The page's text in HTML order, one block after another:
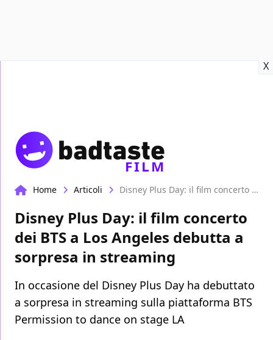
X
FILM
Home Articoli Disney Plus Day: il film concerto dei BTS a Los Angeles debutta a sorpresa in streaming
Disney Plus Day: il film concerto
dei BTS a Los Angeles debutta a
sorpresa in streaming
In occasione del Disney Plus Day ha debuttato
a sorpresa in streaming sulla piattaforma BTS
Permission to dance on stage LA